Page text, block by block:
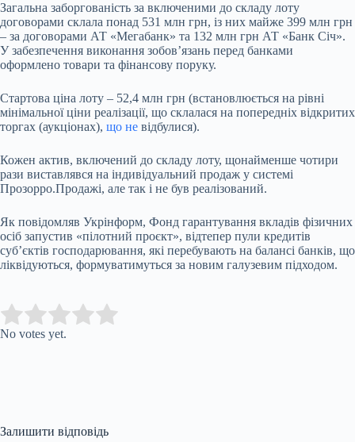
Загальна заборгованість за включеними до складу лоту
договорами склала понад 531 млн грн, із них майже 399 млн грн
– за договорами АТ «Мегабанк» та 132 млн грн АТ «Банк Січ».
У забезпечення виконання зобов’язань перед банками
оформлено товари та фінансову поруку.
Стартова ціна лоту – 52,4 млн грн (встановлюється на рівні
мінімальної ціни реалізації, що склалася на попередніх відкритих
торгах (аукціонах), що не відбулися).
Кожен актив, включений до складу лоту, щонайменше чотири
рази виставлявся на індивідуальний продаж у системі
Прозорро.Продажі, але так і не був реалізований.
Як повідомляв Укрінформ, Фонд гарантування вкладів фізичних
осіб запустив «пілотний проєкт», відтепер пули кредитів
суб’єктів господарювання, які перебувають на балансі банків, що
ліквідуються, формуватимуться за новим галузевим підходом.
Rate this item:
No votes yet.
Залишити відповідь